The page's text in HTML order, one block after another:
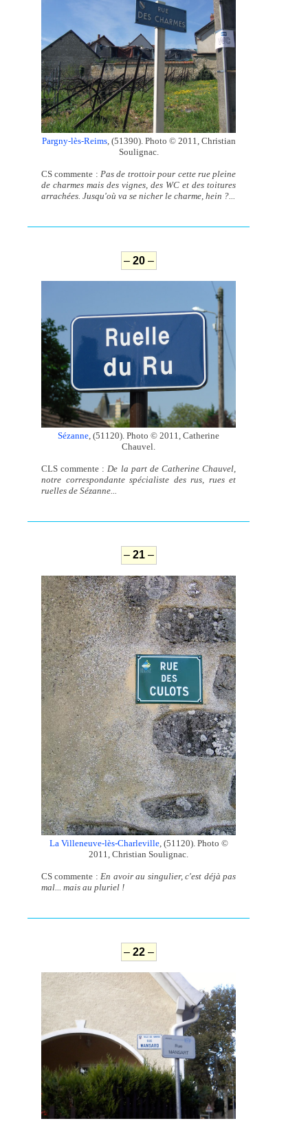
Pargny-lès-Reims, (51390). Photo © 2011, Christian
Soulignac.
CS commente :Pas de trottoir pour cette rue pleine
de charmes mais des vignes, des WC et des toitures
arrachées. Jusqu'où va se nicher le charme, hein ?...
– 20–
Sézanne , (51120). Photo © 2011, Catherine
Chauvel.
CLS commente : De la part de Catherine Chauvel,
notre correspondante spécialiste des rus, rues et
ruelles de Sézanne...
– 21–
La Villeneuve-lès-Charleville, (51120). Photo ©
2011, Christian Soulignac.
CS commente :En avoir au singulier, c'est déjà pas
mal... mais au pluriel !
– 22–